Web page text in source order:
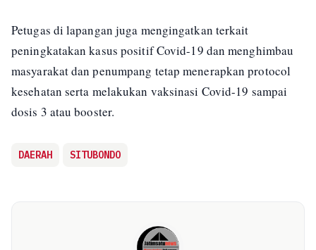
Petugas di lapangan juga mengingatkan terkait
peningkatakan kasus positif Covid-19 dan menghimbau
masyarakat dan penumpang tetap menerapkan protocol
kesehatan serta melakukan vaksinasi Covid-19 sampai
dosis 3 atau booster.
DAERAH SITUBONDO